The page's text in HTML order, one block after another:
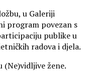
u Galeriji
program povezan s
publike u
radova i djela.
(Ne)vidljive žene.